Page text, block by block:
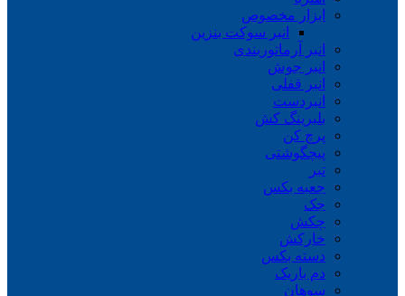
ابزار مخصوص
انبر سوکت بنزین
انبر آرماتوربندی
انبر جوش
انبر قفلی
انبردست
بلبرینگ کش
پرچ کن
پیچگوشتی
تبر
جعبه بکس
جک
چکش
خارکش
دسته بکس
دم باریک
سوهان